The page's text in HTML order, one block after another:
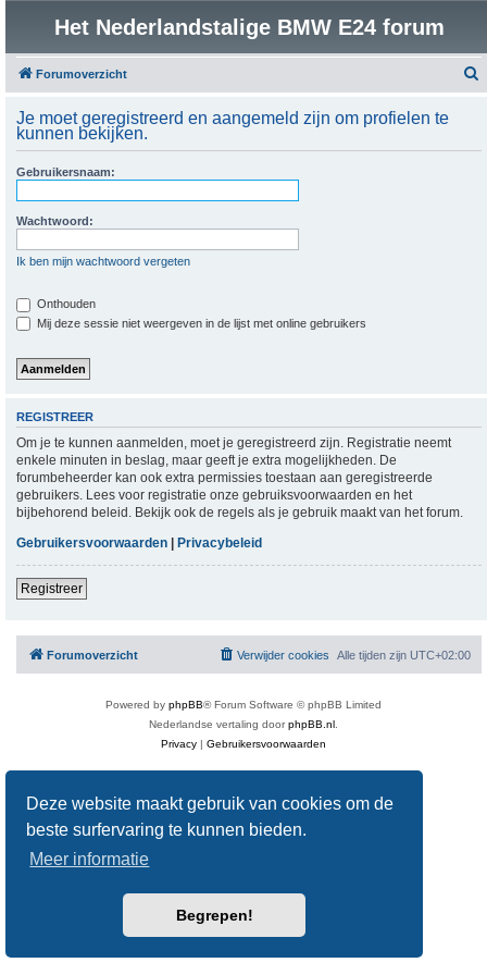
Deze website maakt gebruik van cookies om de
beste surfervaring te kunnen bieden.
Meer informatie
Begrepen!
Het Nederlandstalige BMW E24 forum
Forumoverzicht
k
Je moet geregistreerd en aangemeld zijn om profielen te
kunnen bekijken.
Gebruikersnaam:
Wachtwoord:
Ik ben mijn wachtwoord vergeten
Onthouden
Mij deze sessie niet weergeven in de lijst met online gebruikers
REGISTREER
Om je te kunnen aanmelden, moet je geregistreerd zijn. Registratie neemt
enkele minuten in beslag, maar geeft je extra mogelijkheden. De
forumbeheerder kan ook extra permissies toestaan aan geregistreerde
gebruikers. Lees voor registratie onze gebruiksvoorwaarden en het
bijbehorend beleid. Bekijk ook de regels als je gebruik maakt van het forum.
Gebruikersvoorwaarden | Privacybeleid
Registreer
Forumoverzicht Alle tijden zijn UTC+02:00
Verwijder cookies
Powered by phpBB® Forum Software © phpBB Limited
Nederlandse vertaling doorphpBB.nl
Privacy | Gebruikersvoorwaarden